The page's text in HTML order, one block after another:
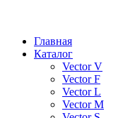
Главная
Каталог
Vector V
Vector F
Vector L
Vector M